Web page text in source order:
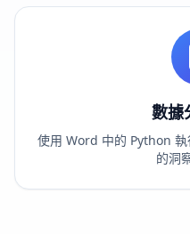
數據
使用 Word 中的 Python
的洞